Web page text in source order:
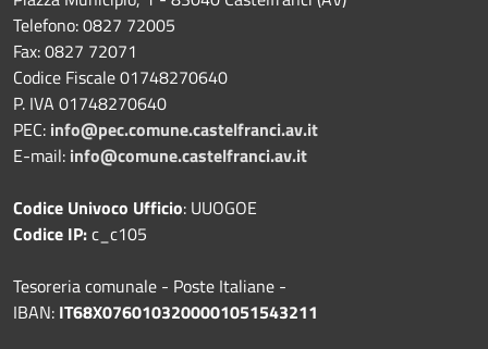
Telefono: 0827 72005
Fax: 0827 72071
Codice Fiscale 01748270640
P. IVA 01748270640
PEC: info@pec.comune.castelfranci.av.it
E-mail: info@comune.castelfranci.av.it
Codice Univoco Ufficio: UUOGOE
Codice IP:c_c105
Tesoreria comunale - Poste Italiane -
IBAN: IT68X0760103200001051543211